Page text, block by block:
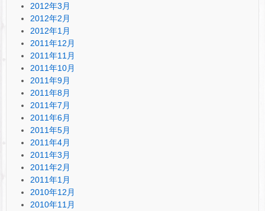
2012年3月
2012年2月
2012年1月
2011年12月
2011年11月
2011年10月
2011年9月
2011年8月
2011年7月
2011年6月
2011年5月
2011年4月
2011年3月
2011年2月
2011年1月
2010年12月
2010年11月